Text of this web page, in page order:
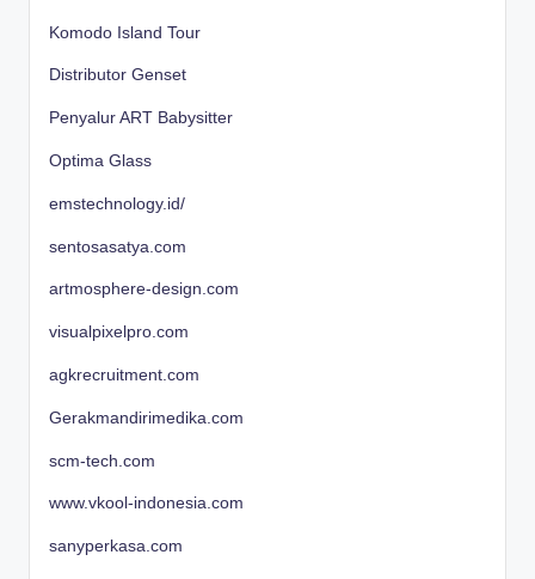
Komodo Island Tour
Distributor Genset
Penyalur ART Babysitter
Optima Glass
emstechnology.id/
sentosasatya.com
artmosphere-design.com
visualpixelpro.com
agkrecruitment.com
Gerakmandirimedika.com
scm-tech.com
www.vkool-indonesia.com
sanyperkasa.com